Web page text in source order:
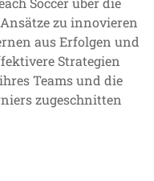
zu innovieren
aus Erfolgen und
Strategien
Teams und die
zugeschnitten